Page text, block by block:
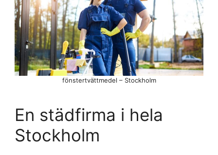
En städfirma i hela
Stockholm
fönstertvättmedel – Stockholm